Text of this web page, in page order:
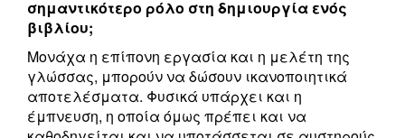
σημαντικότερο ρόλο στη δημιουργία ενός
βιβλίου;
Μονάχα η επίπονη εργασία και η μελέτη της
γλώσσας, μπορούν να δώσουν ικανοποιητικά
αποτελέσματα. Φυσικά υπάρχει και η
έμπνευση, η οποία όμως πρέπει και να